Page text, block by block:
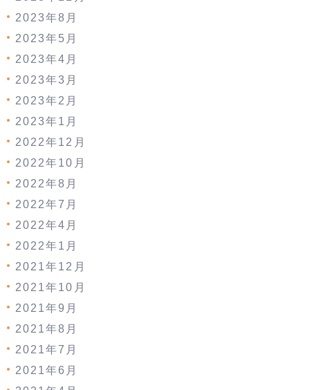
2023年8月
2023年5月
2023年4月
2023年3月
2023年2月
2023年1月
2022年12月
2022年10月
2022年8月
2022年7月
2022年4月
2022年1月
2021年12月
2021年10月
2021年9月
2021年8月
2021年7月
2021年6月